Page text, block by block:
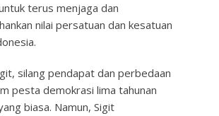
terus menjaga dan
nilai persatuan dan kesatuan
silang pendapat dan perbedaan
pesta demokrasi lima tahunan
biasa. Namun, Sigit